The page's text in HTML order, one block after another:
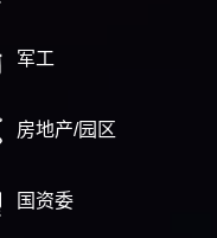
军工
房地产/园区
国资委